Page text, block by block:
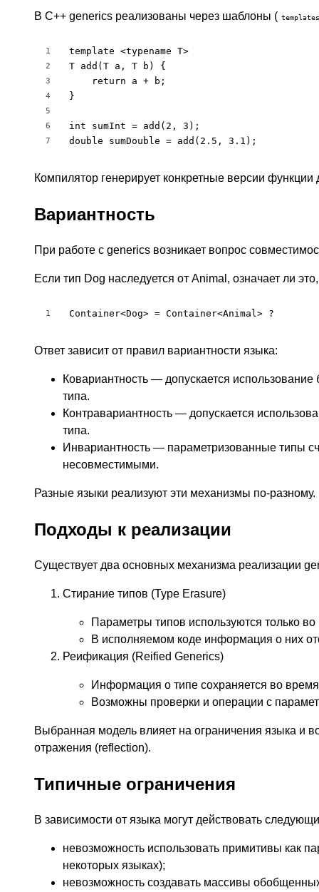
В C++ generics реализованы через шаблоны ( templates
1
2
3
4
5
6
7
template <typename T>
T add(T a, T b) {
    return a + b;
}
int sumInt = add(2, 3);
double sumDouble = add(2.5, 3.1);
Компилятор генерирует конкретные версии функции
Вариантность
При работе с generics возникает вопрос
Если тип Dog наследуется от Animal, означает ли
1 Container<Dog> = Container<Animal> ?
Ответ зависит от правил вариантности языка:
Ковариантность — допускается использование
типа.
Контравариантность — допускается
типа.
Инвариантность — параметризованные типы
несовместимыми.
Разные языки реализуют эти механизмы по-разному.
Подходы к реализации
Существует два основных механизма реализации
Стирание типов (Type Erasure)
Параметры типов используются только
В исполняемом коде информация о них
Реификация (Reified Generics)
Информация о типе сохраняется во
Возможны проверки и операции с
Выбранная модель влияет на ограничения языка и
отражения (reflection).
Типичные ограничения
В зависимости от языка могут действовать
невозможность использовать примитивы как
некоторых языках);
невозможность создавать массивы